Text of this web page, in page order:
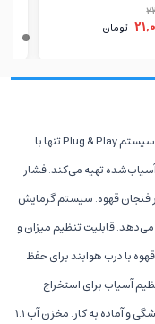
تومان
اسپرسوساز تمام‌اتوماتیک جمع‌وجور که با استفاده از سیستم Plug & Play تنها با
آسیاب‌شده تهیه می‌کند. فشار
هر فنجان قهوه. سیستم گرمایش
می‌دهد. قابلیت تنظیم میزان و
با سلیقه شما. مخزن 150 گرمی قهوه با درب هوابند برای حفظ
مخروطی داخلی با 5 درجه تنظیم آسیاب برای استخراج
ایده‌آل. سیستم شستشوی خودکار برای عملکرد همیشگی و آماده به کار. مخزن آب 1.1